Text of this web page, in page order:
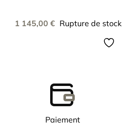
1 145,00 € Rupture de stock
Paiement